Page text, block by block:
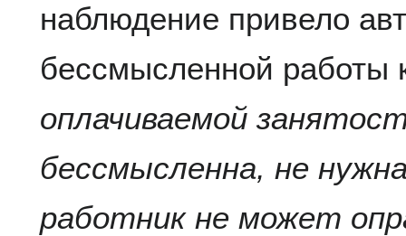
наблюдение привело
бессмысленной работы
оплачиваемой
бессмысленна, не
работник не может